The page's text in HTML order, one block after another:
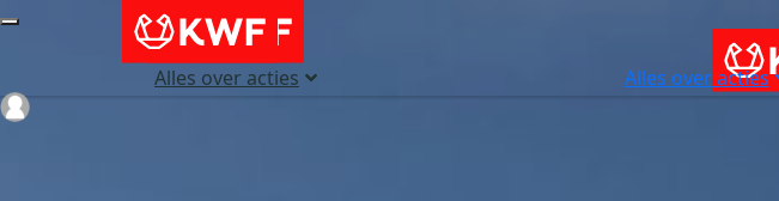
Alles over acties Alles over acties